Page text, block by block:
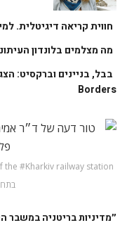
חווית קריאה דיגיטלית.
מה מצלמים בלונדון
Borders
״מדיניות בריטניה במשבר